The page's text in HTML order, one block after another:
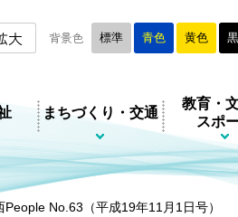
大 背景色 標準 青色 黄色
まちづくり・交通
教育・
スポ
People No.63（平成19年11月1日号）